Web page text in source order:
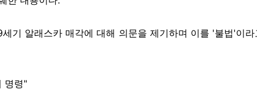
기 알래스카 매각에 대해 의문을 제기하며 이를 '불법'이
명령"